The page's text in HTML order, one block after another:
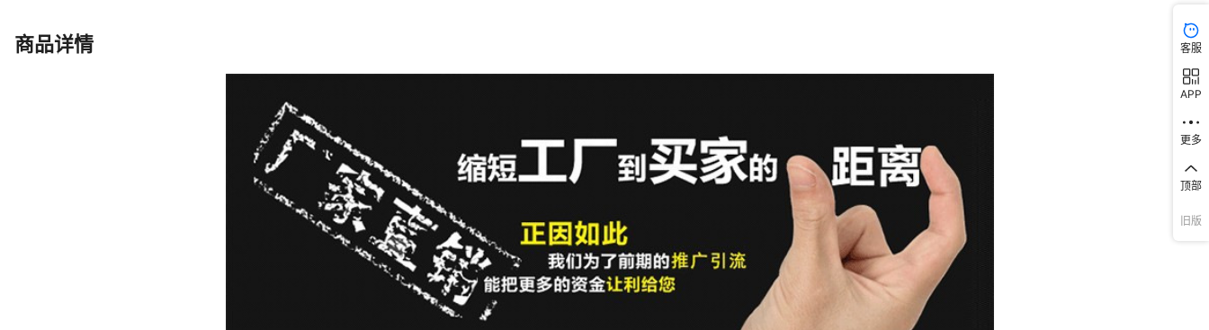
商品详情 客服
APP
更多
顶部
旧版